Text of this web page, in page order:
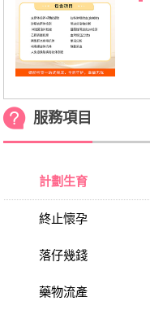
服務項目
計劃生育
終止懷孕
落仔幾錢
藥物流產